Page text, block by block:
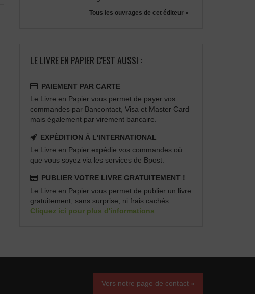
Tous les ouvrages de cet éditeur »
LE LIVRE EN PAPIER C'EST AUSSI :
PAIEMENT PAR CARTE
Le Livre en Papier vous permet de payer vos
commandes par Bancontact, Visa et Master Card
mais également par virement bancaire.
EXPÉDITION À L'INTERNATIONAL
Le Livre en Papier expédie vos commandes où
que vous soyez via les services de Bpost.
PUBLIER VOTRE LIVRE GRATUITEMENT !
Le Livre en Papier vous permet de publier un livre
gratuitement, sans surprise, ni frais cachés.
Cliquez ici pour plus d'informations
Vers notre page de contact »